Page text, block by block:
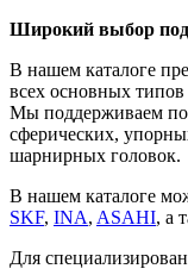
Широкий выбор
В нашем каталоге
всех основных
Мы поддерживаем
сферических,
шарнирных головок.
В нашем каталоге
SKF, INA, ASAHI, а
Для